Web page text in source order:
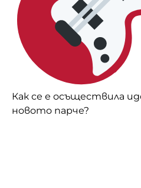
Как се е осъществила
новото парче?